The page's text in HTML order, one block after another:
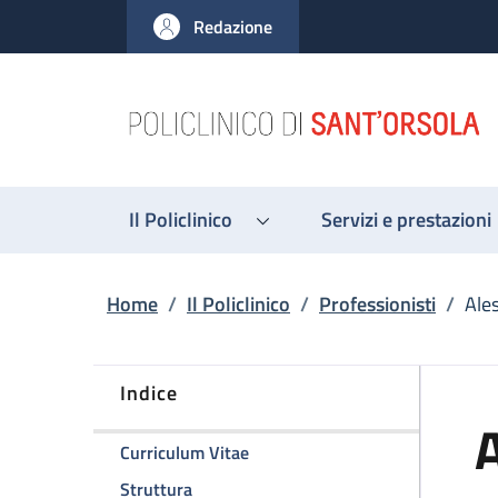
al contenuto principale
to footer content
Redazione
Il Policlinico Servizi e prestazioni
Briciole di pane
Home / Il Policlinico / Professionisti /
Indice
Curriculum Vitaedella pagina Alessandro Vaisfeld
Strutturadella pagina Alessandro Vaisfeld